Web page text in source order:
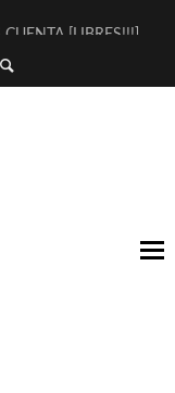
CUENTA [LIBRES!!!]
MONFORT
TEATRAL CLAUDIO
DEL TOMATAZO
#EXVITA
3.0] EN EXVITA
[RELATIVA
A SERRAT